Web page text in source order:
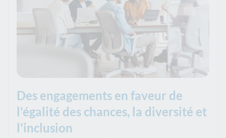
Des engagements en faveur de
l'égalité des chances, la diversité et
l'inclusion